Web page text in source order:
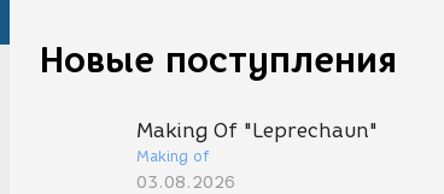
Новые поступления
Making Of "Leprechaun"
Making of
03.08.2026